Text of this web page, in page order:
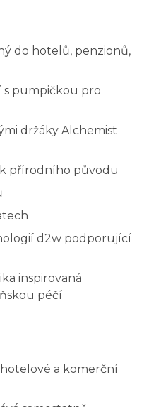
do hotelů, penzionů,
s pumpičkou pro
držáky Alchemist
přírodního původu
d2w podporující
inspirovaná
péčí
a komerční